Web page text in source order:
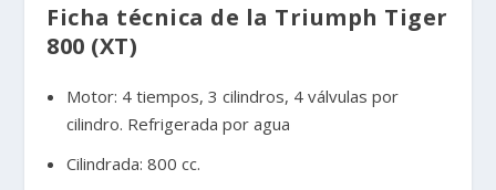
Ficha técnica de la Triumph Tiger
800 (XT)
Motor: 4 tiempos, 3 cilindros, 4 válvulas por
cilindro. Refrigerada por agua
Cilindrada: 800 cc.